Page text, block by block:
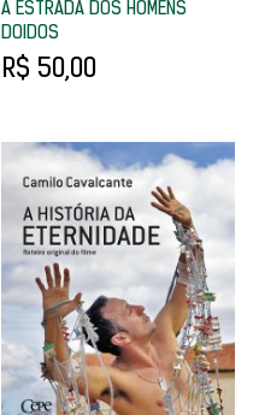
A ESTRADA DOS HOMENS
DOIDOS
R$ 50,00